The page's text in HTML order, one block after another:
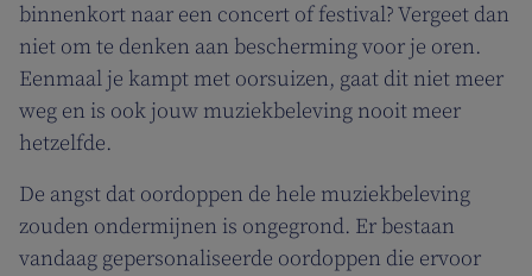
binnenkort naar een concert of festival? Vergeet dan
niet om te denken aan bescherming voor je oren.
Eenmaal je kampt met oorsuizen, gaat dit niet meer
weg en is ook jouw muziekbeleving nooit meer
hetzelfde.
De angst dat oordoppen de hele muziekbeleving
zouden ondermijnen is ongegrond. Er bestaan
vandaag gepersonaliseerde oordoppen die ervoor